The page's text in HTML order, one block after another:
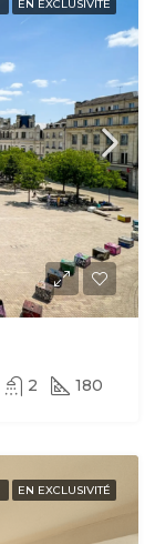
EN EXCLUSIVITÉ
2 180
EN EXCLUSIVITÉ